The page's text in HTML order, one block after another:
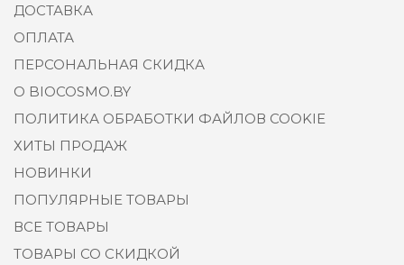
ДОСТАВКА
ОПЛАТА
ПЕРСОНАЛЬНАЯ СКИДКА
О BIOCOSMO.BY
ПОЛИТИКА ОБРАБОТКИ ФАЙЛОВ COOKIE
ХИТЫ ПРОДАЖ
НОВИНКИ
ПОПУЛЯРНЫЕ ТОВАРЫ
ВСЕ ТОВАРЫ
ТОВАРЫ СО СКИДКОЙ